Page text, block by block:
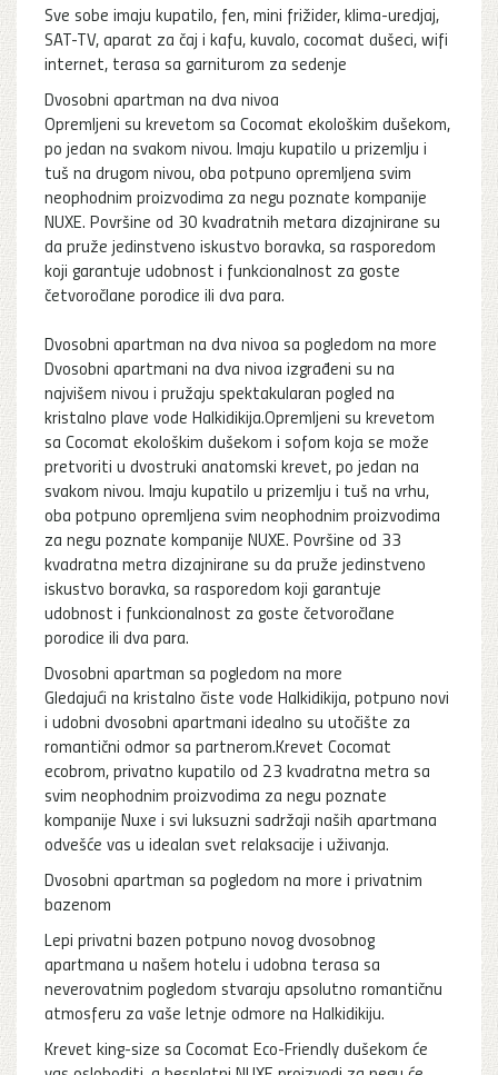
Sve sobe imaju kupatilo, fen, mini frižider, klima-uredjaj,
SAT-TV, aparat za čaj i kafu, kuvalo, cocomat dušeci, wifi
internet, terasa sa garniturom za sedenje
Dvosobni apartman na dva nivoa
Opremljeni su krevetom sa Cocomat ekološkim dušekom,
po jedan na svakom nivou. Imaju kupatilo u prizemlju i
tuš na drugom nivou, oba potpuno opremljena svim
neophodnim proizvodima za negu poznate kompanije
NUXE. Površine od 30 kvadratnih metara dizajnirane su
da pruže jedinstveno iskustvo boravka, sa rasporedom
koji garantuje udobnost i funkcionalnost za goste
četvoročlane porodice ili dva para.
Dvosobni apartman na dva nivoa sa pogledom na more
Dvosobni apartmani na dva nivoa izgrađeni su na
najvišem nivou i pružaju spektakularan pogled na
kristalno plave vode Halkidikija.Opremljeni su krevetom
sa Cocomat ekološkim dušekom i sofom koja se može
pretvoriti u dvostruki anatomski krevet, po jedan na
svakom nivou. Imaju kupatilo u prizemlju i tuš na vrhu,
oba potpuno opremljena svim neophodnim proizvodima
za negu poznate kompanije NUXE. Površine od 33
kvadratna metra dizajnirane su da pruže jedinstveno
iskustvo boravka, sa rasporedom koji garantuje
udobnost i funkcionalnost za goste četvoročlane
porodice ili dva para.
Dvosobni apartman sa pogledom na more
Gledajući na kristalno čiste vode Halkidikija, potpuno novi
i udobni dvosobni apartmani idealno su utočište za
romantični odmor sa partnerom.Krevet Cocomat
ecobrom, privatno kupatilo od 23 kvadratna metra sa
svim neophodnim proizvodima za negu poznate
kompanije Nuxe i svi luksuzni sadržaji naših apartmana
odvešće vas u idealan svet relaksacije i uživanja.
Dvosobni apartman sa pogledom na more i privatnim
bazenom
Lepi privatni bazen potpuno novog dvosobnog
apartmana u našem hotelu i udobna terasa sa
neverovatnim pogledom stvaraju apsolutno romantičnu
atmosferu za vaše letnje odmore na Halkidikiju.
Krevet king-size sa Cocomat Eco-Friendly dušekom će